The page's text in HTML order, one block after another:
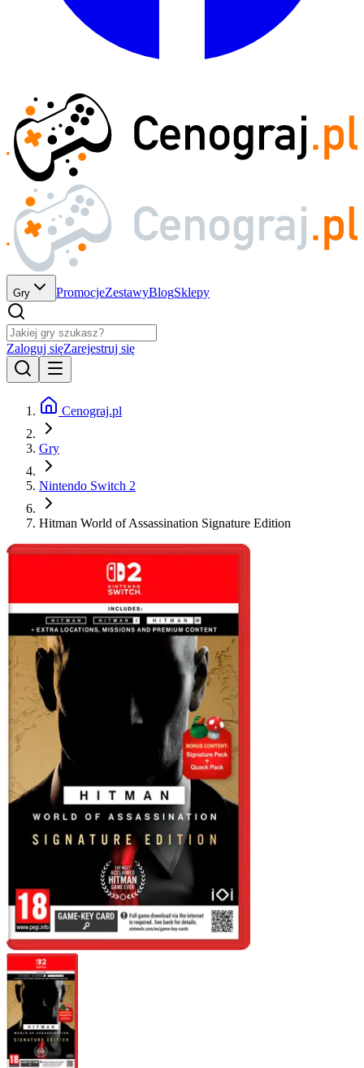
Gry PromocjeZestawyBlogSklepy
Zaloguj sięZarejestruj się
Cenograj.pl
Gry
Nintendo Switch 2
Hitman World of Assassination Signature Edition